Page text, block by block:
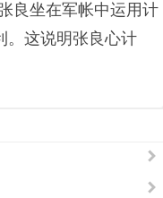
良坐在军帐中运用计
。这说明张良心计